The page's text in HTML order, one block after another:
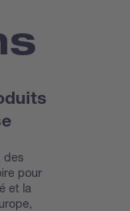
des
pour
et la